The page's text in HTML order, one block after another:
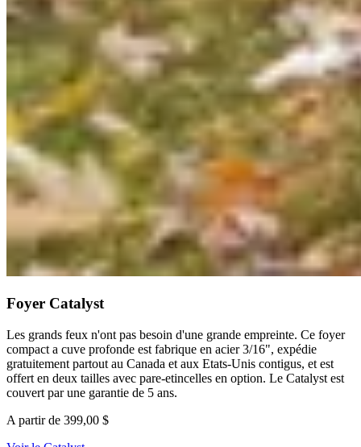
Foyer Catalyst
Les grands feux n'ont pas besoin d'une grande empreinte. Ce foyer
compact a cuve profonde est fabrique en acier 3/16", expédie
gratuitement partout au Canada et aux Etats-Unis contigus, et est
offert en deux tailles avec pare-etincelles en option. Le Catalyst est
couvert par une garantie de 5 ans.
A partir de 399,00 $